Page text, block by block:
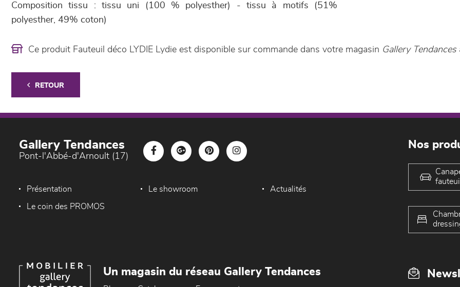
Composition tissu : tissu uni (100 % polyesther) - tissu à motifs (51%
polyesther, 49% coton)
Ce produit Fauteuil déco LYDIE Lydie est disponible sur commande dans votre magasin Gallery Tendances
RETOUR
Gallery Tendances
Pont-l'Abbé-d'Arnoult (17)
Présentation Le showroom Actualités
Le coin des PROMOS
Nos
Un magasin du réseau Gallery Tendances